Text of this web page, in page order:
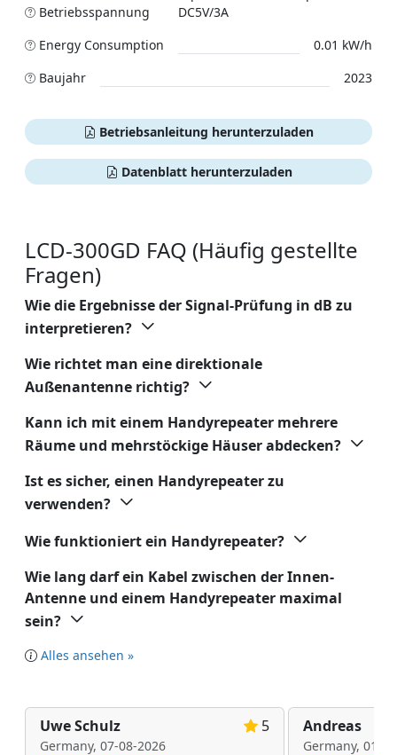
Betriebsspannung
DC5V/3A
Energy Consumption
0.01 kW/h
Baujahr
2023
Betriebsanleitung herunterzuladen
Datenblatt herunterzuladen
LCD-300GD FAQ (Häufig gestellte
Fragen)
Wie die Ergebnisse der Signal-Prüfung in dB zu
interpretieren?
Wie richtet man eine direktionale
Außenantenne richtig?
Kann ich mit einem Handyrepeater mehrere
Räume und mehrstöckige Häuser abdecken?
Ist es sicher, einen Handyrepeater zu
verwenden?
Wie funktioniert ein Handyrepeater?
Wie lang darf ein Kabel zwischen der Innen-
Antenne und einem Handyrepeater maximal
sein?
Alles ansehen »
Uwe Schulz 5
Germany, 07-08-2026
Andreas
Germany, 01-